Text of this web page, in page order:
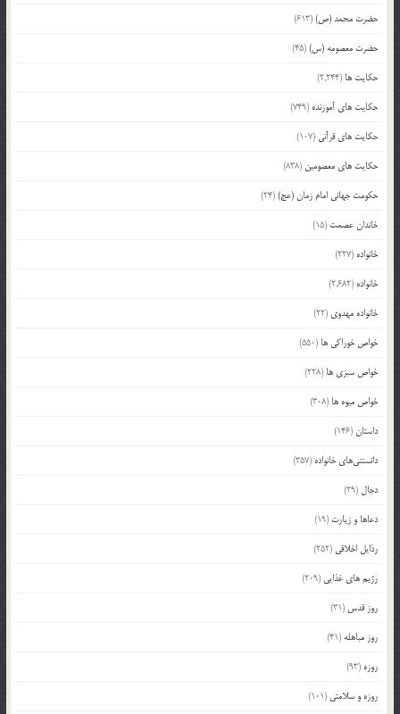
حضرت محمد (ص)(613)
حضرت معصومه (س)(45)
حکایت ها (2,244)
حکایت های آموزنده (749)
حکایت های قرآنی (107)
حکایت های معصومین (838)
حکومت جهانی امام زمان (عج)(24)
خاندان عصمت (15)
خانواده (227)
خانواده (2,682)
خانواده مهدوی (22)
خواص خوراکی ها (550)
خواص سبزی ها (228)
خواص میوه ها (308)
داستان(146)
دانستنی‌های خانواده (357)
دجال (29)
دعاها و زیارت (19)
رذایل اخلاقی (252)
رژیم های غذایی (209)
روز قدس (31)
روز مباهله (41)
روزه (93)
روزه و سلامتی (101)